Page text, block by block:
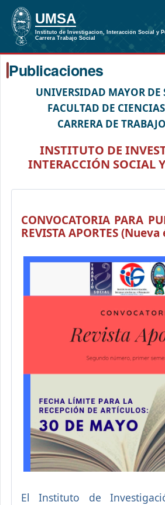
Publicaciones
UNIVERSIDAD MAYOR DE
FACULTAD DE
CARRERA DE
INSTITUTO DE
INTERACCIÓN SOCIAL
CONVOCATORIA PARA
REVISTA APORTES
El Instituto de